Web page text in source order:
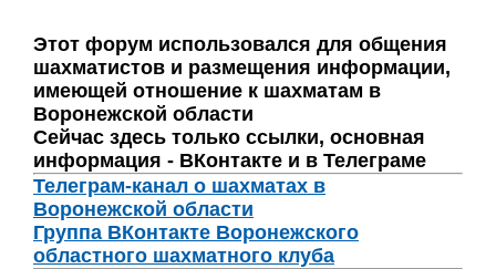
Этот форум использовался для общения
шахматистов и размещения информации,
имеющей отношение к шахматам в
Воронежской области
Сейчас здесь только ссылки, основная
информация - ВКонтакте и в Телеграме
Телеграм-канал о шахматах в
Воронежской области
Группа ВКонтакте Воронежского
областного шахматного клуба